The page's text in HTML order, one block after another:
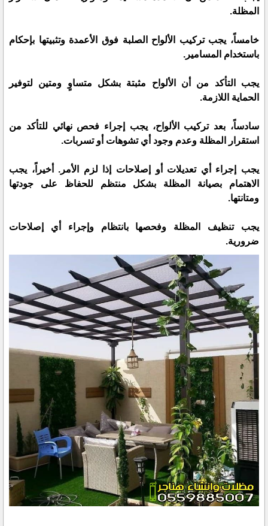
المظلة.
خامساً، يجب تركيب الألواح الصلبة فوق الأعمدة وتثبيتها بإحكام
باستخدام المسامير.
يجب التأكد من أن الألواح مثبتة بشكل متساوٍ ومتين لتوفير
الحماية اللازمة.
سادساً، بعد تركيب الألواح، يجب إجراء فحص نهائي للتأكد من
استقرار المظلة وعدم وجود أي تشوهات أو تسربات.
يجب إجراء أي تعديلات أو إصلاحات إذا لزم الأمر. أخيراً، يجب
الاهتمام بصيانة المظلة بشكل منتظم للحفاظ على جودتها
ومتانتها.
يجب تنظيف المظلة وفحصها بانتظام وإجراء أي إصلاحات
ضرورية.